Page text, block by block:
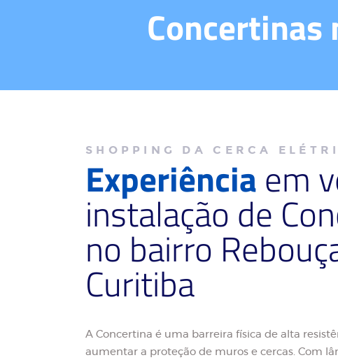
Concertinas
SHOPPING DA CERCA
Experiênciaem
instalação de
no bairro
Curitiba
A Concertina é uma barreira física de alta
aumentar a proteção de muros e cercas. Com